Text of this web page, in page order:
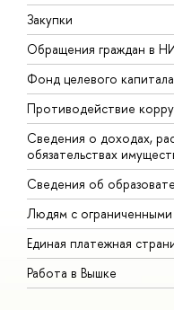
Закупки
Обращения граждан в
Фонд целевого капитала
Противодействие
Сведения о доходах,
обязательствах
Сведения об
Людям с
Единая платежная
Работа в Вышке